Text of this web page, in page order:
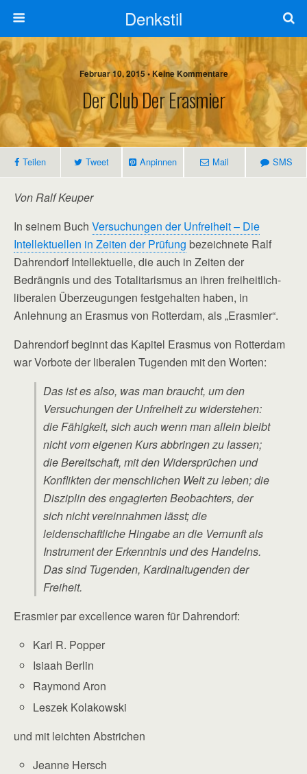
Denkstil
Februar 10, 2015 • Keine Kommentare
Der Club Der Erasmier
Teilen Tweet Anpinnen Mail SMS
Von Ralf Keuper
In seinem Buch Versuchungen der Unfreiheit – Die
Intellektuellen in Zeiten der Prüfung bezeichnete Ralf
Dahrendorf Intellektuelle, die auch in Zeiten der
Bedrängnis und des Totalitarismus an ihren freiheitlich-
liberalen Überzeugungen festgehalten haben, in
Anlehnung an Erasmus von Rotterdam, als „Erasmier“.
Dahrendorf beginnt das Kapitel Erasmus von Rotterdam
war Vorbote der liberalen Tugenden mit den Worten:
Das ist es also, was man braucht, um den
Versuchungen der Unfreiheit zu widerstehen:
die Fähigkeit, sich auch wenn man allein bleibt
nicht vom eigenen Kurs abbringen zu lassen;
die Bereitschaft, mit den Widersprüchen und
Konflikten der menschlichen Welt zu leben; die
Disziplin des engagierten Beobachters, der
sich nicht vereinnahmen lässt; die
leidenschaftliche Hingabe an die Vernunft als
Instrument der Erkenntnis und des Handelns.
Das sind Tugenden, Kardinaltugenden der
Freiheit.
Erasmier par excellence waren für Dahrendorf:
Karl R. Popper
Isiaah Berlin
Raymond Aron
Leszek Kolakowski
und mit leichten Abstrichen
Jeanne Hersch